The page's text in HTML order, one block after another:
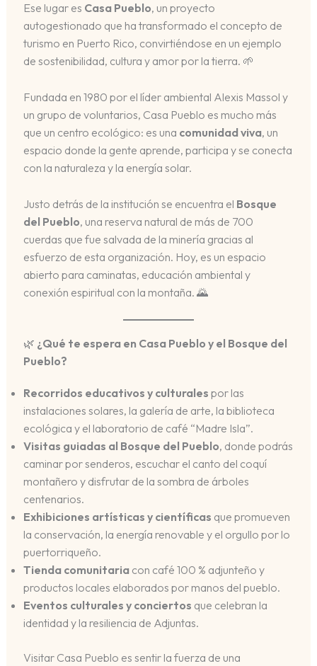
Ese lugar es Casa Pueblo, un proyecto
autogestionado que ha transformado el concepto de
turismo en Puerto Rico, convirtiéndose en un ejemplo
de sostenibilidad, cultura y amor por la tierra. 🌱
Fundada en 1980 por el líder ambiental Alexis Massol y
un grupo de voluntarios, Casa Pueblo es mucho más
que un centro ecológico: es una comunidad viva, un
espacio donde la gente aprende, participa y se conecta
con la naturaleza y la energía solar.
Justo detrás de la institución se encuentra el Bosque
del Pueblo, una reserva natural de más de 700
cuerdas que fue salvada de la minería gracias al
esfuerzo de esta organización. Hoy, es un espacio
abierto para caminatas, educación ambiental y
conexión espiritual con la montaña. 🌄
🌿 ¿Qué te espera en Casa Pueblo y el Bosque del
Pueblo?
Recorridos educativos y culturales por las
instalaciones solares, la galería de arte, la biblioteca
ecológica y el laboratorio de café “Madre Isla”.
Visitas guiadas al Bosque del Pueblo, donde podrás
caminar por senderos, escuchar el canto del coquí
montañero y disfrutar de la sombra de árboles
centenarios.
Exhibiciones artísticas y científicas que promueven
la conservación, la energía renovable y el orgullo por lo
puertorriqueño.
Tienda comunitariacon café 100 % adjunteño y
productos locales elaborados por manos del pueblo.
Eventos culturales y conciertos que celebran la
identidad y la resiliencia de Adjuntas.
Visitar Casa Pueblo es sentir la fuerza de una